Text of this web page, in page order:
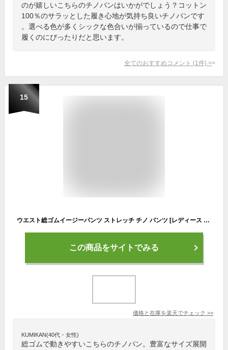
のが嬉しいこちらのチノパンはいかがでしょう？コットン
100％のサラッとした履き心地が気持ち良いチノパンです
。選べる色が多くシックな色合いが揃っているので仕事で
履くのにぴったりだと思います。
全てのおすすめコメント (1 件) >
15
ウエスト総ゴムイージーパンツ ストレッチ チノ パンツ [レディース ウエスト総ゴム イージーパンツ股下68 カラーパンツ黒 カラーパンツネイビー カラーパンツカーキ チノパンベージュ ワイドパンツ また上しっかりパンツ ゆったりチノ 大きいサイズ M L LL 3L 833]
この商品をサイトでみる
価格と在庫を楽天でチェック >>
KUMIKAN(40代・女性)
総ゴムで動きやすいこちらのチノパン。豊富なサイズ展開